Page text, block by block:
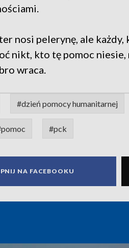
nosi pelerynę, ale
nikt, kto tę pomoc
wraca.
#dzień pomocy humanitarnej
#pck
NA FACEBOOKU